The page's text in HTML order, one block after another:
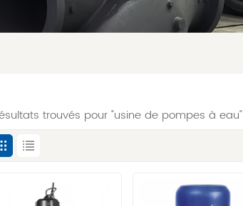
trouvés pour "usine de pompes à eau"